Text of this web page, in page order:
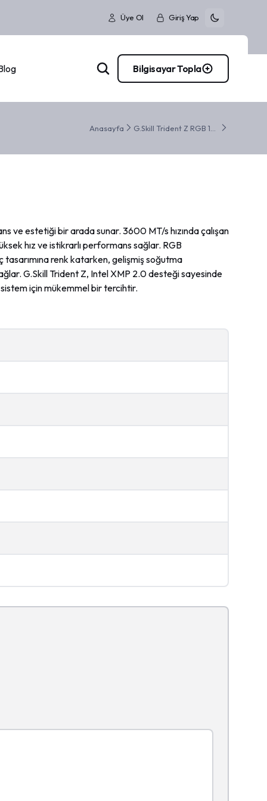
Üye Ol Giriş Yap
Bilgisayar Topla
Anasayfa
ve estetiği bir arada sunar. 3600 MT/s hızında çalışan
hız ve istikrarlı performans sağlar. RGB
tasarımına renk katarken, gelişmiş soğutma
G.Skill Trident Z, Intel XMP 2.0 desteği sayesinde
için mükemmel bir tercihtir.